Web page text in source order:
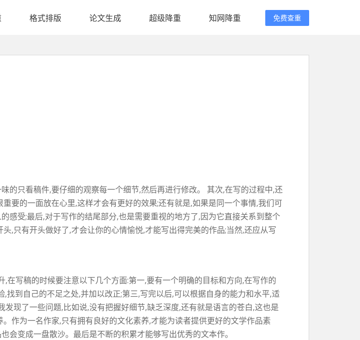
格式排版 论文生成 超级降重 知网降重 免费查重
的只看稿件,要仔细的观察每一个细节,然后再进行修改。 其次,在写的过程中,还
要的一面放在心里,这样才会有更好的效果;还有就是,如果是同一个事情,我们可
感受;最后,对于写作的结尾部分,也是需要重视的地方了,因为它直接关系到整个
,只有开头做好了,才会让你的心情愉悦,才能写出得完美的作品;当然,还应从写
写稿的时候要注意以下几个方面:第一,要有一个明确的目标和方向,在写作的
到自己的不足之处,并加以改正;第三,写完以后,可以根据自身的能力和水平,适
现了一些问题,比如说,没有把握好细节,缺乏深度,还有就是语言的苍白,这也是
作为一名作家,只有拥有良好的文化素养,才能为读者提供更好的文学作品素
变成一盘散沙。最后是不断的积累才能够写出优秀的文本作。